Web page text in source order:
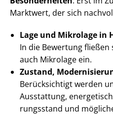
Marktwert, der sich
Lage und Mikrolage in
In die Bewertung fließen
auch Mikrolage ein.
Zustand,
Berücksichtigt werden
Ausstattung,
rungs­stand und